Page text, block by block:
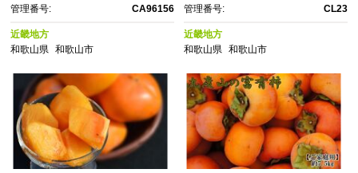
管理番号:
CA96156
近畿地方
和歌山県
和歌山市
管理番号:
CL23
近畿地方
和歌山県 和歌山市